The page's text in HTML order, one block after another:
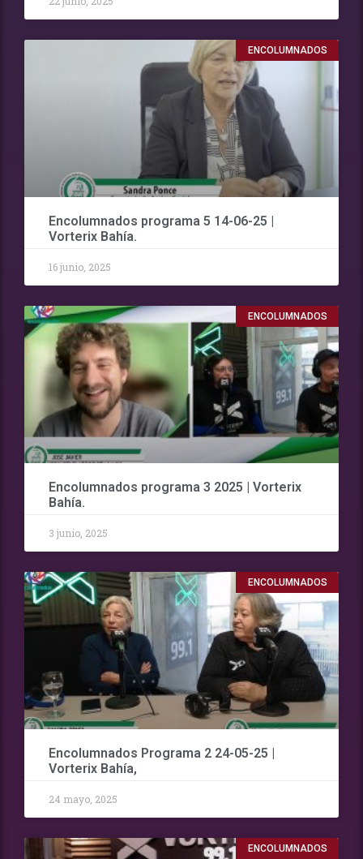
ENCOLUMNADOS
Encolumnados programa 5 14-06-25 |
Vorterix Bahía.
16 junio, 2025
ENCOLUMNADOS
Encolumnados programa 3 2025 | Vorterix
Bahía.
3 junio, 2025
ENCOLUMNADOS
Encolumnados Programa 2 24-05-25 |
Vorterix Bahía,
24 mayo, 2025
ENCOLUMNADOS